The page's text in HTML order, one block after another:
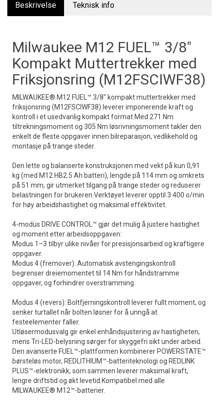
Beskrivelse Teknisk info
Milwaukee M12 FUEL™ 3/8"
Kompakt Muttertrekker med
Friksjonsring (M12FSCIWF38)
MILWAUKEE® M12 FUEL™ 3/8" kompakt muttertrekker med
friksjonsring (M12FSCIWF38) leverer imponerende kraft og
kontroll i et usedvanlig kompakt format.Med 271 Nm
tiltrekningsmoment og 305 Nm løsrivningsmoment takler den
enkelt de fleste oppgaver innen bilreparasjon, vedlikehold og
montasje på trange steder.
Den lette og balanserte konstruksjonen med vekt på kun 0,91
kg (med M12 HB2.5 Ah batteri), lengde på 114 mm og omkrets
på 51 mm, gir utmerket tilgang på trange steder og reduserer
belastningen for brukeren.Verktøyet leverer opptil 3 400 o/min
for høy arbeidshastighet og maksimal effektivitet.
4-modus DRIVE CONTROL™ gjør det mulig å justere hastighet
og moment etter arbeidsoppgaven:
Modus 1–3 tilbyr ulike nivåer for presisjonsarbeid og kraftigere
oppgaver.
Modus 4 (fremover): Automatisk avstengingskontroll
begrenser dreiemomentet til 14 Nm for håndstramme
oppgaver, og forhindrer overstramming.
Modus 4 (revers): Boltfjerningskontroll leverer fullt moment, og
senker turtallet når bolten løsner for å unngå at
festeelementer faller.
Utløsermodusvalg gir enkel enhåndsjustering av hastigheten,
mens Tri-LED-belysning sørger for skyggefri sikt under arbeid.
Den avanserte FUEL™-plattformen kombinerer POWERSTATE™
børsteløs motor, REDLITHIUM™-batteriteknologi og REDLINK
PLUS™-elektronikk, som sammen leverer maksimal kraft,
lengre driftstid og økt levetid.Kompatibel med alle
MILWAUKEE® M12™-batterier.